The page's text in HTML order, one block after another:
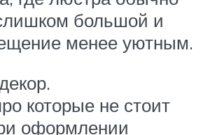
большой и
менее уютным.
которые не стоит
оформлении